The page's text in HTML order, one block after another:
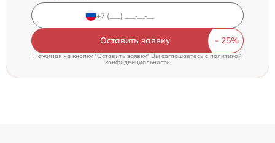
Оставить заявку
Нажимая на кнопку "Оставить заявку" Вы соглашаетесь cполитикой
конфиденциальности